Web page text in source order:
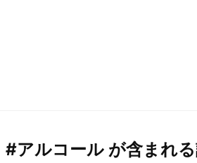
#アルコール が含まれ